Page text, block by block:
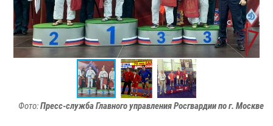
Фото:Пресс-служба Главного управления Росгвардии по г. Москве